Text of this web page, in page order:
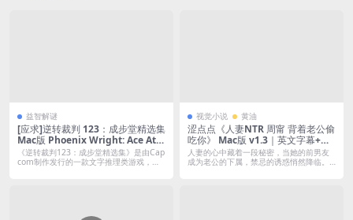
益智解谜
[应求]逆转裁判 123：成步堂精选集
Mac版 Phoenix Wright: Ace Atto
rney Trilogy For Mac｜中文移植
版
《逆转裁判123：成步堂精选集》是由Cap
com制作发行的一款文字推理类游戏，
视觉小说 黄油
涩点点《人妻NTR 周甯 背着老公偷
吃你》 Mac版 v1.3｜英文字幕+国
语配音｜Mac移植版
人妻的心中藏着一段秘密，当她的前男友
成为老公的下属，禁忌的诱惑悄然降临。